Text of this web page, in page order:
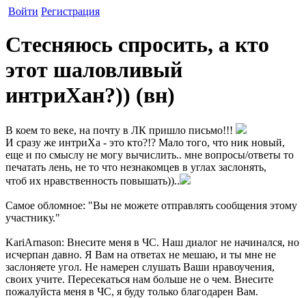
Войти Регистрация
Стесняюсь спросить, а кто
этот шаловливый
интриХан?)) (вн)
В коем то веке, на почту в ЛК пришло письмо!!!
И сразу же интриХа - это кто?!? Мало того, что ник новый,
еще и по смыслу не могу вычислить.. мне вопросы/ответы то
печатать лень, не то что незнакомцев в углах заслонять,
чтоб их нравственность повышать))..
Самое обломное: "Вы не можете отправлять сообщения этому
участнику."
KariArnason: Внесите меня в ЧС. Наш диалог не начинался, но
исчерпан давно. Я Вам на ответах не мешаю, и ты мне не
заслоняете угол. Не намерен слушать Ваши нравоучения,
своих учите. Пересекаться нам больше не о чем. Внесите
пожалуйста меня в ЧС, я буду только благодарен Вам.